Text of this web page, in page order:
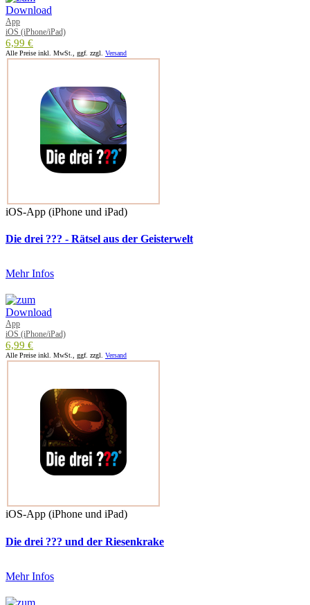
App
iOS (iPhone/iPad)
6,99 €
Alle Preise inkl. MwSt., ggf. zzgl. Versand
iOS-App (iPhone und iPad)
Die drei ??? - Rätsel aus der Geisterwelt
Mehr Infos
App
iOS (iPhone/iPad)
6,99 €
Alle Preise inkl. MwSt., ggf. zzgl. Versand
iOS-App (iPhone und iPad)
Die drei ??? und der Riesenkrake
Mehr Infos